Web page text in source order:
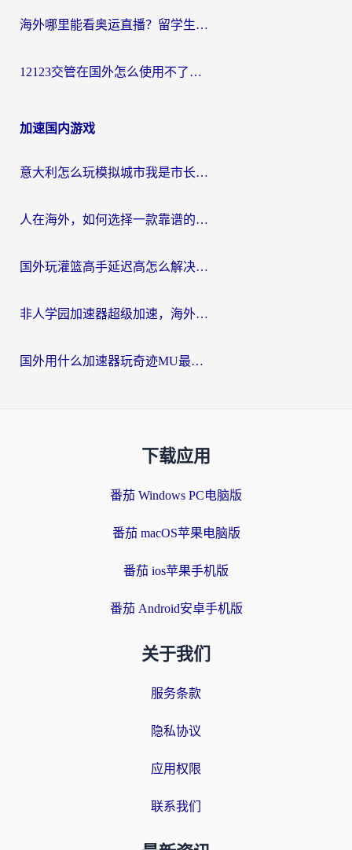
海外哪里能看奥运直播？留学生&海外华人必看的体育赛事观赛终极指南
12123交管在国外怎么使用不了？海外华人必看的无缝访问国内资源指南
加速国内游戏
意大利怎么玩模拟城市我是市长？海外党国服游戏加速终极攻略（附三国3量子特攻解决办法）
人在海外，如何选择一款靠谱的玩剑灵2加速器？
国外玩灌篮高手延迟高怎么解决？海外玩家国服游戏加速终极指南
非人学园加速器超级加速，海外玩家重返国服的通行证
国外用什么加速器玩奇迹MU最好？2026海外玩家国服游戏加速全攻略
下载应用
番茄 Windows PC电脑版
番茄 macOS苹果电脑版
番茄 ios苹果手机版
番茄 Android安卓手机版
关于我们
服务条款
隐私协议
应用权限
联系我们